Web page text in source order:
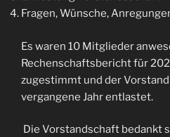
Fragen, Wünsche,
Es waren 10 Mitglieder
Rechenschaftsbericht für
zugestimmt und der
vergangene Jahr entlastet.
Die Vorstandschaft bedankt